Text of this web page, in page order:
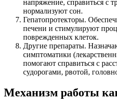
напряжение, справиться с
нормализуют сон.
Гепатопротекторы.
печени и стимулируют
поврежденных клеток.
Другие препараты.
симптоматики
помогают справиться с
судорогами, рвотой,
Механизм работы